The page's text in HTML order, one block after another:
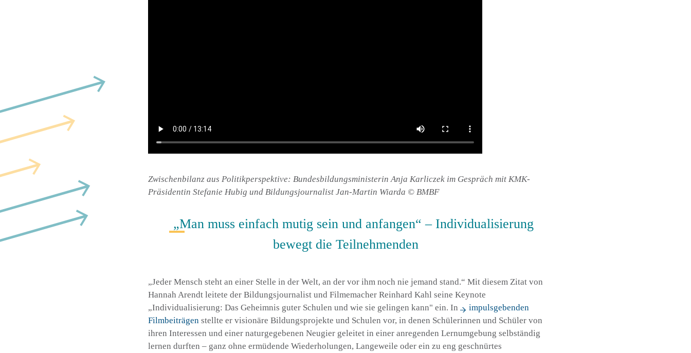
Zwischenbilanz aus Politikperspektive: Bundesbildungsministerin Anja Karliczek im Gespräch mit KMK-
Präsidentin Stefanie Hubig und Bildungsjournalist Jan-Martin Wiarda © BMBF
„Man muss einfach mutig sein und anfangen“ – Individualisierung
bewegt die Teilnehmenden
„Jeder Mensch steht an einer Stelle in der Welt, an der vor ihm noch nie jemand stand.“ Mit diesem Zitat von
Hannah Arendt leitete der Bildungsjournalist und Filmemacher Reinhard Kahl seine Keynote
„Individualisierung: Das Geheimnis guter Schulen und wie sie gelingen kann" ein. In
impulsgebenden
Filmbeiträgen stellte er visionäre Bildungsprojekte und Schulen vor, in denen Schülerinnen und Schüler von
ihren Interessen und einer naturgegebenen Neugier geleitet in einer anregenden Lernumgebung selbständig
lernen durften – ganz ohne ermüdende Wiederholungen, Langeweile oder ein zu eng geschnürtes